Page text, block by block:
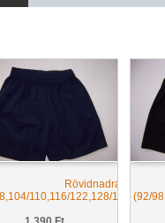
158,S,M))
Rövidnadrág,
110,116/122,128/134,140/
(92/